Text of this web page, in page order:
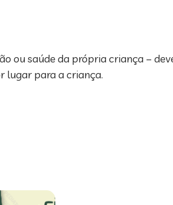
ou saúde da própria criança –
lugar para a criança.